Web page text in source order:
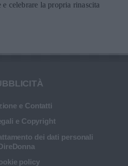
celebrare la propria rinascita
e Contatti
e Copyright
dei dati personali
policy